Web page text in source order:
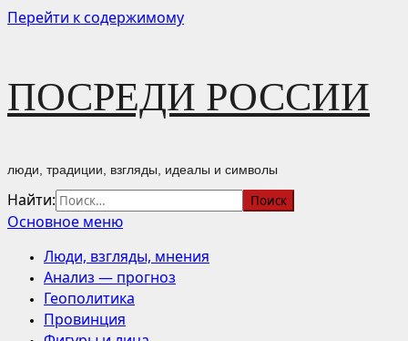
Перейти к содержимому
ПОСРЕДИ РОССИИ
люди, традиции, взгляды, идеалы и символы
Найти:
Основное меню
Люди, взгляды, мнения
Анализ — прогноз
Геополитика
Провинция